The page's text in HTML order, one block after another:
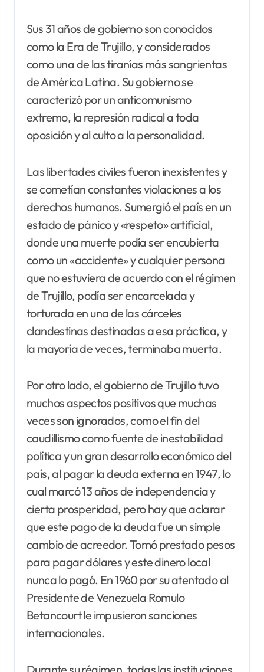
Sus 31 años de gobierno son conocidos
como la Era de Trujillo, y considerados
como una de las tiranías​ más sangrientas
de América Latina. Su gobierno se
caracterizó por un anticomunismo
extremo, la represión radical a toda
oposición y al culto a la personalidad.
Las libertades civiles fueron inexistentes y
se cometían constantes violaciones a los
derechos humanos. Sumergió el país en un
estado de pánico y «respeto» artificial,
donde una muerte podía ser encubierta
como un «accidente» y cualquier persona
que no estuviera de acuerdo con el régimen
de Trujillo, podía ser encarcelada y
torturada en una de las cárceles
clandestinas destinadas a esa práctica, y
la mayoría de veces, terminaba muerta.
Por otro lado, el gobierno de Trujillo tuvo
muchos aspectos positivos que muchas
veces son ignorados, como el fin del
caudillismo como fuente de inestabilidad
política y un gran desarrollo económico del
país, al pagar la deuda externa en 1947, lo
cual marcó 13 años de independencia y
cierta prosperidad, pero hay que aclarar
que este pago de la deuda fue un simple
cambio de acreedor. Tomó prestado pesos
para pagar dólares y este dinero local
nunca lo pagó. En 1960 por su atentado al
Presidente de Venezuela Romulo
Betancourt le impusieron sanciones
internacionales.